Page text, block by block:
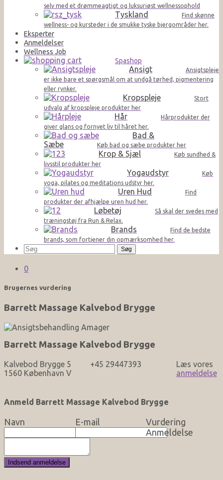
selv med et drømmeagtigt og luksuriøst wellnessophold
Tyskland
Find skønne
wellness- og kursteder i de smukke tyske bjergområder her.
Eksperter
Anmeldelser
Wellness Job
Spashop
Ansigt
Ansigtspleje
er ikke bare et spørgsmål om at undgå tørhed, pigmentering
eller rynker.
Kropspleje
Stort
udvalg af kropspleje produkter her
Hår
Hårprodukter der
giver glans og fornyet liv til håret her.
Bad &
Sæbe
Køb bad og sæbe produkter her
Krop & Sjæl
Køb sundhed &
livsstil produkter her
Yogaudstyr
Køb
yoga, pilates og meditations udstyr her.
Uren Hud
Find
produkter der afhjælpe uren hud her.
Løbetøj
Så skal der svedes med
træningstøj fra Run & Relax.
Brands
Find de bedste
brands, som fortjener din opmærksomhed her.
Søg
efter:
0
Brugernes vurdering
Barrett Massage Kalvebod Brygge
Barrett Massage Kalvebod Brygge
Kalvebod Brygge 5
1560 København V
+45 29447393
Læs vores
anmeldelse
Anmeld Barrett Massage Kalvebod Brygge
Navn E-mail
Vurdering
Anmeldelse